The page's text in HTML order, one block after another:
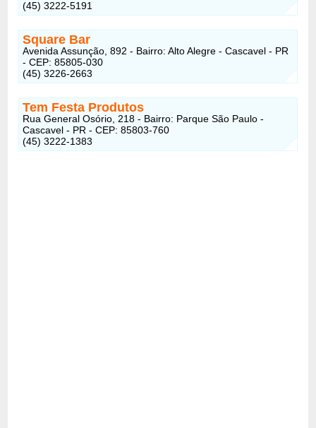
(45) 3222-5191
Square Bar
Avenida Assunção, 892 - Bairro: Alto Alegre - Cascavel - PR
- CEP: 85805-030
(45) 3226-2663
Tem Festa Produtos
Rua General Osório, 218 - Bairro: Parque São Paulo -
Cascavel - PR - CEP: 85803-760
(45) 3222-1383